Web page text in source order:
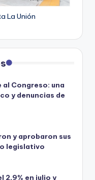
La Unión
Congreso: una
y denuncias de
y aprobaron sus
legislativo
2,9% en julio y